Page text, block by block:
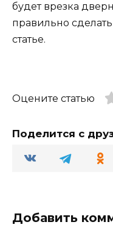
будет врезка
правильно
статье.
Оцените статью
Поделится с
Добавить